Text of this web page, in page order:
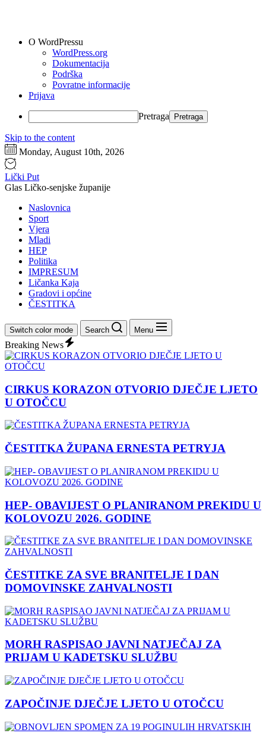
O WordPressu
WordPress.org
Dokumentacija
Podrška
Povratne informacije
Prijava
Pretraga
Skip to the content
Monday, August 10th, 2026
Lički Put
Glas Ličko-senjske županije
Naslovnica
Sport
Vjera
Mladi
HEP
Politika
IMPRESUM
Ličanka Kaja
Gradovi i općine
ČESTITKA
Switch color mode Search Menu
Breaking News
CIRKUS KORAZON OTVORIO DJEČJE LJETO
U OTOČCU
ČESTITKA ŽUPANA ERNESTA PETRYJA
HEP- OBAVIJEST O PLANIRANOM PREKIDU U
KOLOVOZU 2026. GODINE
ČESTITKE ZA SVE BRANITELJE I DAN
DOMOVINSKE ZAHVALNOSTI
MORH RASPISAO JAVNI NATJEČAJ ZA
PRIJAM U KADETSKU SLUŽBU
ZAPOČINJE DJEČJE LJETO U OTOČCU